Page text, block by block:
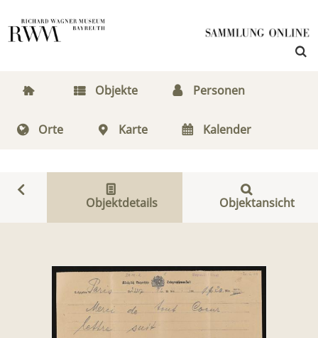
Objekte Personen
Orte Karte Kalender
Objektdetails Objektansicht